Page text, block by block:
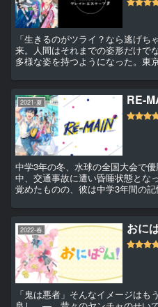
「生きるのがツライ？なら逃げ
来。人間はそれまでの姿形だけで
多様な姿を持つようになった。東
れが独自の文化・常識を育んだ。
2021-夏 RE-
中学3年の冬、水球の全国大会で
中、交通事故に遭い昏睡状態とな
覚めたものの、彼は中学3年間の
キッカケにそこで出会った仲間...
2022-春 おに
「鬼は悪者」そんなイメージは